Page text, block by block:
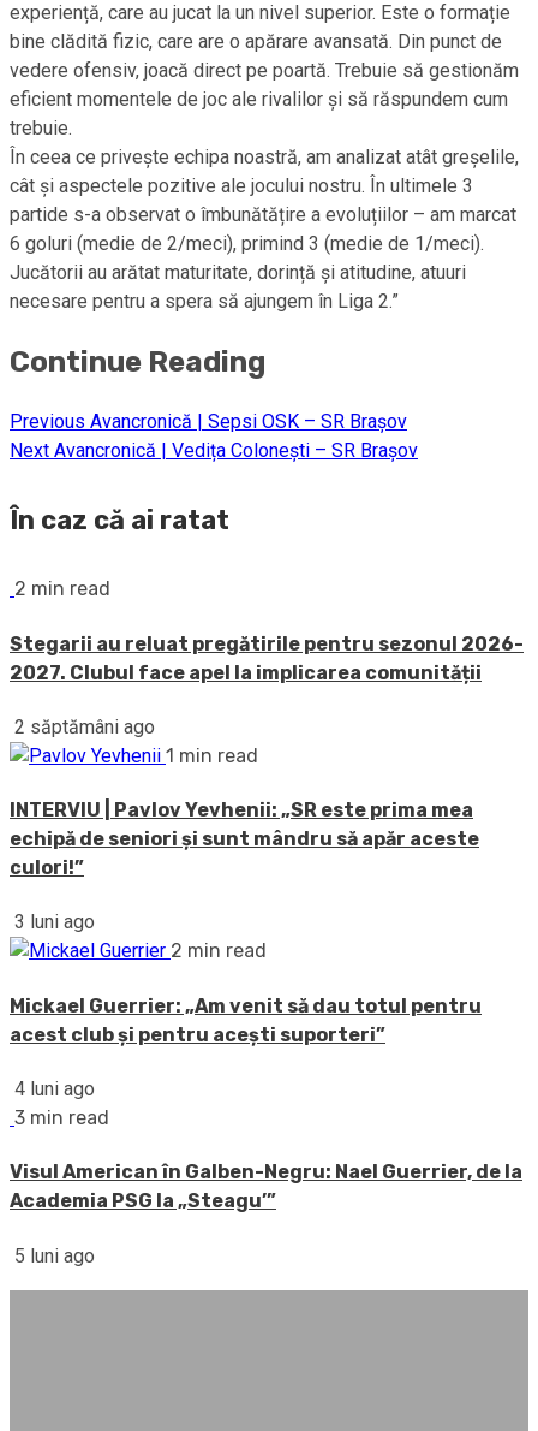
experiență, care au jucat la un nivel superior. Este o formație
bine clădită fizic, care are o apărare avansată. Din punct de
vedere ofensiv, joacă direct pe poartă. Trebuie să gestionăm
eficient momentele de joc ale rivalilor și să răspundem cum
trebuie.
În ceea ce privește echipa noastră, am analizat atât greșelile,
cât și aspectele pozitive ale jocului nostru. În ultimele 3
partide s-a observat o îmbunătățire a evoluțiilor – am marcat
6 goluri (medie de 2/meci), primind 3 (medie de 1/meci).
Jucătorii au arătat maturitate, dorință și atitudine, atuuri
necesare pentru a spera să ajungem în Liga 2.”
Continue Reading
Previous Avancronică | Sepsi OSK – SR Brașov
Next Avancronică | Vedița Colonești – SR Brașov
În caz că ai ratat
2 min read
Stegarii au reluat pregătirile pentru sezonul 2026-
2027. Clubul face apel la implicarea comunității
2 săptămâni ago
1 min read
INTERVIU | Pavlov Yevhenii: „SR este prima mea
echipă de seniori și sunt mândru să apăr aceste
culori!”
3 luni ago
2 min read
Mickael Guerrier: „Am venit să dau totul pentru
acest club și pentru acești suporteri”
4 luni ago
3 min read
Visul American în Galben-Negru: Nael Guerrier, de la
Academia PSG la „Steagu’”
5 luni ago